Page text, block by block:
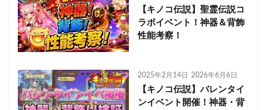
【キノコ伝説】聖霊伝説コ
ラボイベント！神器＆背飾
性能考察！
2025年2月14日 2026年6月6日
【キノコ伝説】バレンタイ
ンイベント開催！神器・背